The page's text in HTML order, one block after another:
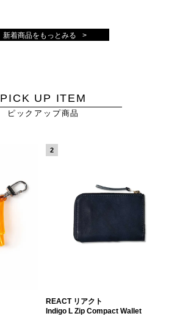
新着商品をもっとみる
PICK UP ITEM
ピックアップ商品
REACT リアクト
Indigo L Zip Compact Wallet